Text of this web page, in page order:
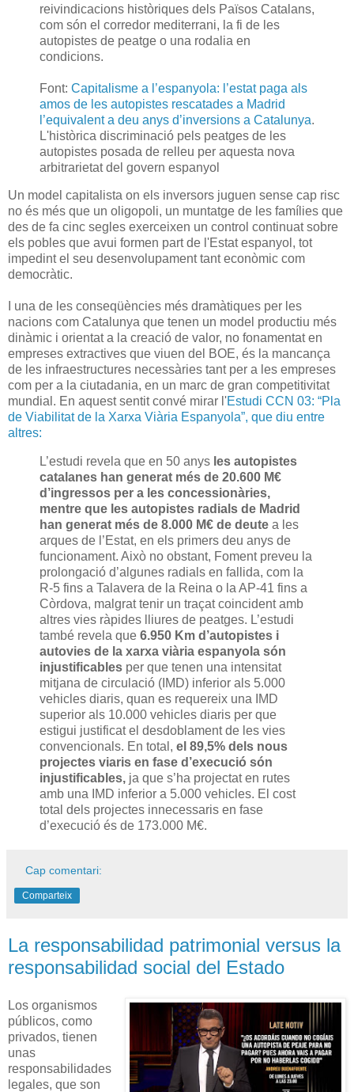
reivindicacions històriques dels Països Catalans,
com són el corredor mediterrani, la fi de les
autopistes de peatge o una rodalia en
condicions.
Font: Capitalisme a l’espanyola: l’estat paga als
amos de les autopistes rescatades a Madrid
l’equivalent a deu anys d’inversions a Catalunya.
L'històrica discriminació pels peatges de les
autopistes posada de relleu per aquesta nova
arbitrarietat del govern espanyol
Un model capitalista on els inversors juguen sense cap risc
no és més que un oligopoli, un muntatge de les famílies que
des de fa cinc segles exerceixen un control continuat sobre
els pobles que avui formen part de l'Estat espanyol, tot
impedint el seu desenvolupament tant econòmic com
democràtic.
I una de les conseqüències més dramàtiques per les
nacions com Catalunya que tenen un model productiu més
dinàmic i orientat a la creació de valor, no fonamentat en
empreses extractives que viuen del BOE, és la mancança
de les infraestructures necessàries tant per a les empreses
com per a la ciutadania, en un marc de gran competitivitat
mundial. En aquest sentit convé mirar l'Estudi CCN 03: “Pla
de Viabilitat de la Xarxa Viària Espanyola”, que diu entre
altres:
L’estudi revela que en 50 anys les autopistes
catalanes han generat més de 20.600 M€
d’ingressos per a les concessionàries,
mentre que les autopistes radials de Madrid
han generat més de 8.000 M€ de deute a les
arques de l’Estat, en els primers deu anys de
funcionament. Això no obstant, Foment preveu la
prolongació d’algunes radials en fallida, com la
R-5 fins a Talavera de la Reina o la AP-41 fins a
Còrdova, malgrat tenir un traçat coincident amb
altres vies ràpides lliures de peatges. L’estudi
també revela que 6.950 Km d’autopistes i
autovies de la xarxa viària espanyola són
injustificables per que tenen una intensitat
mitjana de circulació (IMD) inferior als 5.000
vehicles diaris, quan es requereix una IMD
superior als 10.000 vehicles diaris per que
estigui justificat el desdoblament de les vies
convencionals. En total, el 89,5% dels nous
projectes viaris en fase d’execució són
injustificables, ja que s’ha projectat en rutes
amb una IMD inferior a 5.000 vehicles. El cost
total dels projectes innecessaris en fase
d’execució és de 173.000 M€.
Cap comentari:
Comparteix
La responsabilidad patrimonial versus la
responsabilidad social del Estado
Los organismos
públicos, como
privados, tienen
unas
responsabilidades
legales, que son